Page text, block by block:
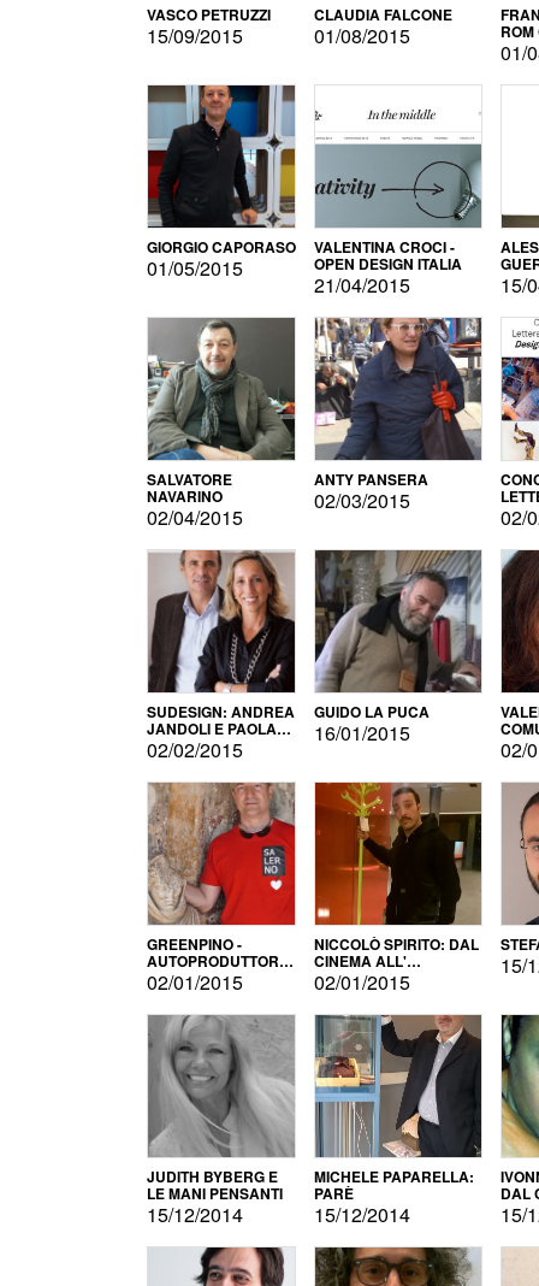
VASCO PETRUZZI
15/09/2015
CLAUDIA FALCONE
01/08/2015
01/
GIORGIO CAPORASO
01/05/2015
VALENTINA CROCI -
OPEN DESIGN ITALIA
21/04/2015 15/
SALVATORE
NAVARINO
02/04/2015
ANTY PANSERA
02/03/2015
02/
SUDESIGN: ANDREA
JANDOLI E PAOLA
PISAPIA
02/02/2015
GUIDO LA PUCA
16/01/2015
02/
GREENPINO -
AUTOPRODUTTORE
PER AMORE
02/01/2015
NICCOLÒ SPIRITO: DAL
CINEMA ALL'
AUTOPRODUZIONE
02/01/2015
15/
JUDITH BYBERG E
LE MANI PENSANTI
15/12/2014
MICHELE PAPARELLA:
PARÈ
15/12/2014
DAL
15/